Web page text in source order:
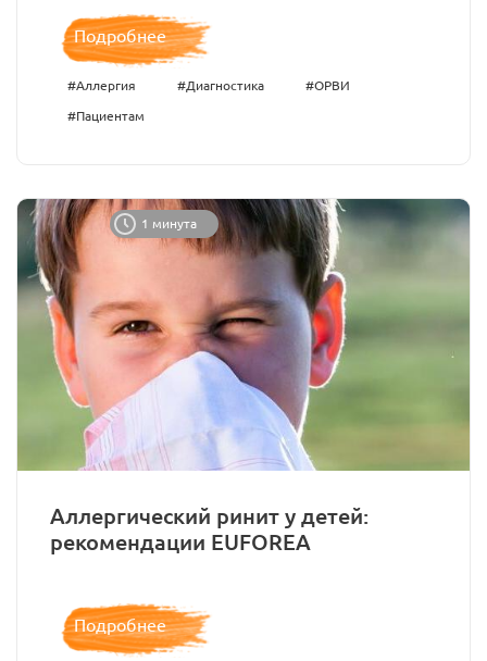
Подробнее
#Аллергия #Диагностика #ОРВИ
#Пациентам
1 минута
Аллергический ринит у детей:
рекомендации EUFOREA
Подробнее